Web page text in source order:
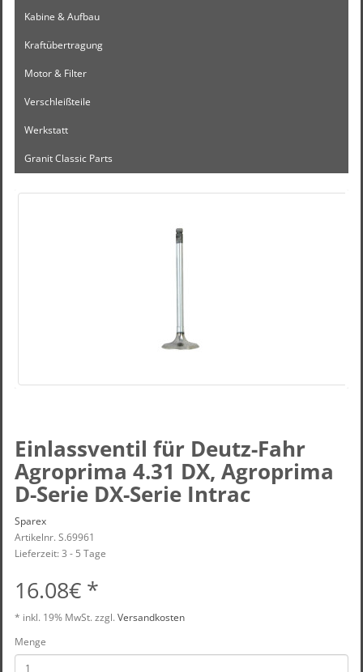
Kabine & Aufbau
Kraftübertragung
Motor & Filter
Verschleißteile
Werkstatt
Granit Classic Parts
Einlassventil für Deutz-Fahr
Agroprima 4.31 DX, Agroprima
D-Serie DX-Serie Intrac
Sparex
Artikelnr. S.69961
Lieferzeit: 3 - 5 Tage
16.08€ *
* inkl. 19% MwSt. zzgl. Versandkosten
Menge